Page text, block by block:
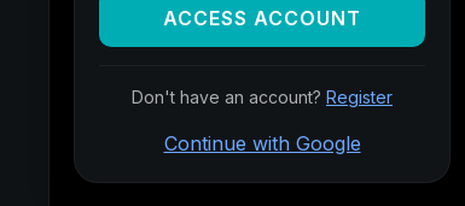
ACCESS ACCOUNT
Don't have an account? Register
Continue with Google